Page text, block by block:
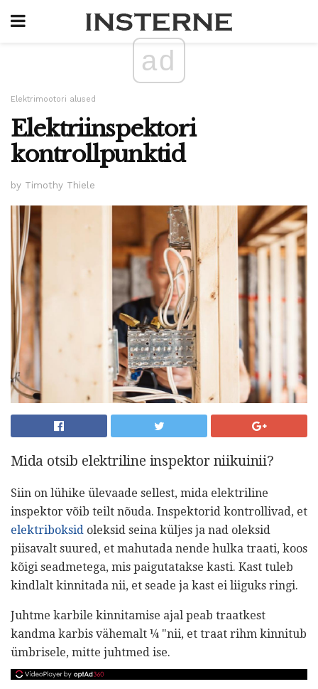
ad
Elektrimootori alused
Elektriinspektori
kontrollpunktid
by Timothy Thiele
Mida otsib elektriline inspektor niikuinii?
Siin on lühike ülevaade sellest, mida elektriline
inspektor võib teilt nõuda. Inspektorid kontrollivad, et
elektriboksid oleksid seina küljes ja nad oleksid
piisavalt suured, et mahutada nende hulka traati, koos
kõigi seadmetega, mis paigutatakse kasti. Kast tuleb
kindlalt kinnitada nii, et seade ja kast ei liiguks ringi.
Juhtme karbile kinnitamise ajal peab traatkest
kandma karbis vähemalt ¼ "nii, et traat rihm kinnitub
ümbrisele, mitte juhtmed ise.